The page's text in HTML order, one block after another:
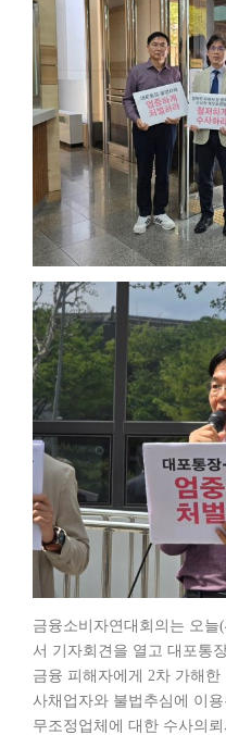
금융소비자연대회의는 오늘
서 기자회견을 열고 대포통
금융 피해자에게 2차 가해
사채업자와 불법추심에 이
무조정업체에 대한 수사의